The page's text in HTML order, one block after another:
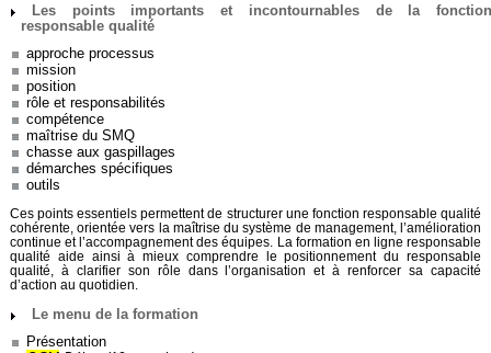
Simple, ludique, factuelle. Angèle. 20/05/2024
Les points importants et incontournables de la
responsable qualité
approche processus
mission
position
rôle et responsabilités
compétence
maîtrise du SMQ
chasse aux gaspillages
démarches spécifiques
outils
Ces points essentiels permettent de structurer une fonction responsable qualité
cohérente, orientée vers la maîtrise du système de management, l’amélioration
continue et l’accompagnement des équipes. La formation en ligne responsable
qualité aide ainsi à mieux comprendre le positionnement du responsable
qualité, à clarifier son rôle dans l’organisation et à renforcer sa capacité
d’action au quotidien.
Le menu de la formation
Présentation